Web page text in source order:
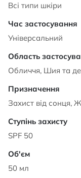
Всі типи шкіри
Універсальний
Обличчя, Шия та
Захист від сонця,
SPF 50
50 мл